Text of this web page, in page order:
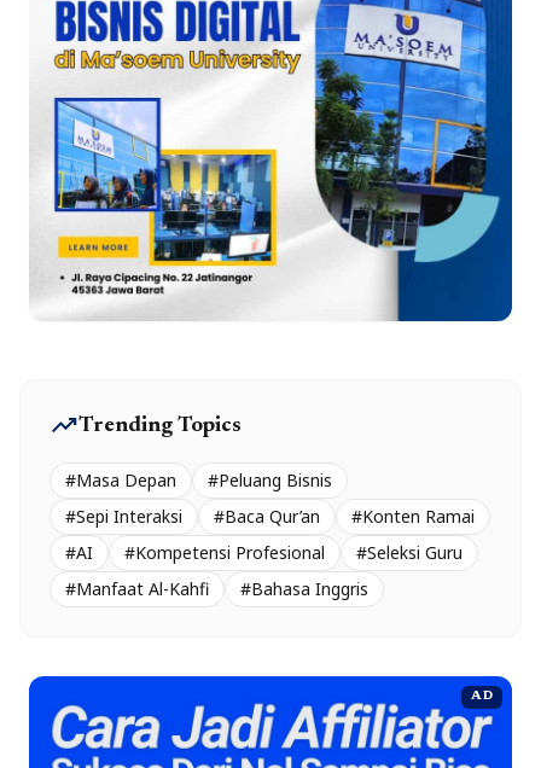
trending_upTrending Topics
#Masa Depan
#Peluang Bisnis
#Sepi Interaksi
#Baca Qur’an
#Konten Ramai
#AI
#Kompetensi Profesional
#Seleksi Guru
#Manfaat Al-Kahfi
#Bahasa Inggris
AD